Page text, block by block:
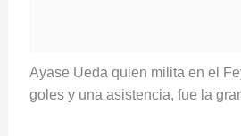
Ayase Ueda quien milita en el
goles y una asistencia, fue la